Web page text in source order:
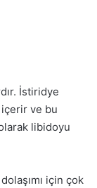
İstiridye
içerir ve bu
libidoyu
için çok